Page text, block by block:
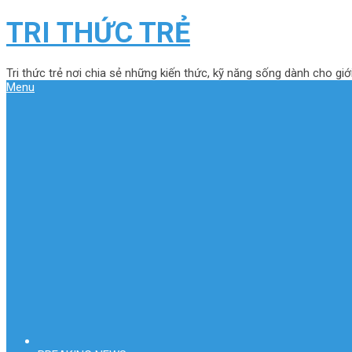
TRI THỨC TRẺ
Tri thức trẻ nơi chia sẻ những kiến thức, kỹ năng sống dành cho
Menu